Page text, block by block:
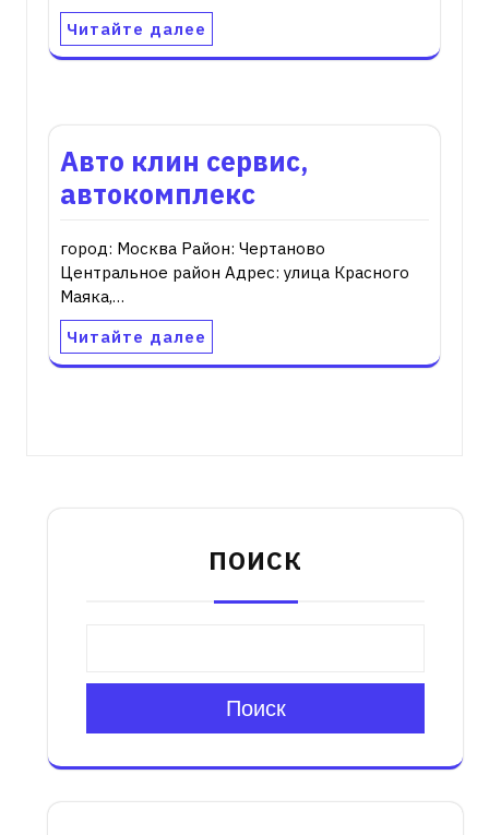
Читайте далее
Авто клин сервис,
автокомплекс
город: Москва Район: Чертаново
Центральное район Адрес: улица Красного
Маяка,…
Читайте далее
ПОИСК
Поиск